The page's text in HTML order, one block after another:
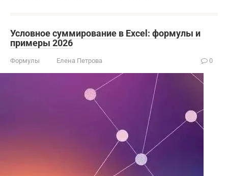
Условное суммирование в Excel: формулы и
примеры 2026
Формулы Елена Петрова 0